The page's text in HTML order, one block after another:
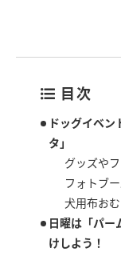
目次
ドッグイベ
タ」
グッズや
フォトブ
犬用布お
日曜は「パー
けしよう！